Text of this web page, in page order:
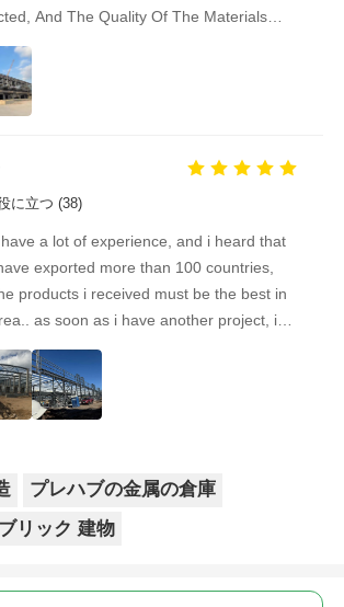
Of The Materials
made.
Was Easy And Friendly
Recommending This
Friends.
に立つ (38)
a lot of experience, and i heard that
exported more than 100 countries,
products i received must be the best in
as soon as i have another project, i& #
back to you. Looking forward to the
プレハブの金属の倉庫
リック 建物